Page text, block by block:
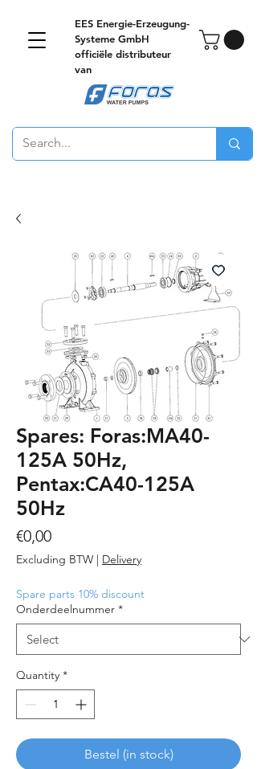
EES Energie-Erzeugung-
Systeme GmbH
officiële distributeur
van
Spares: Foras:MA40-
125A 50Hz,
Pentax:CA40-125A
50Hz
€0,00Price
Excluding BTW | Delivery
Spare parts 10% discount
Onderdeelnummer *
Quantity *
Bestel (in stock)